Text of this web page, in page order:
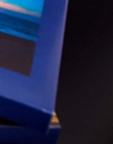
29/07/2026